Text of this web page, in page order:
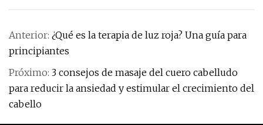
Anterior: ¿Qué es la terapia de luz roja? Una guía para
principiantes
Próximo: 3 consejos de masaje del cuero cabelludo
para reducir la ansiedad y estimular el crecimiento del
cabello